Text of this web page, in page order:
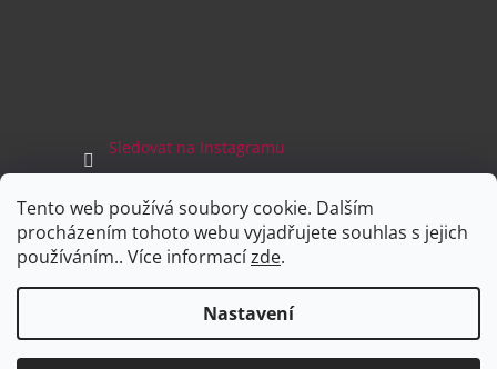
Tento web používá soubory cookie. Dalším
procházením tohoto webu vyjadřujete souhlas s jejich
používáním.. Více informacízde.
Nastavení
Sledovat na Instagramu
Facebook
Vytvořil Shoptet